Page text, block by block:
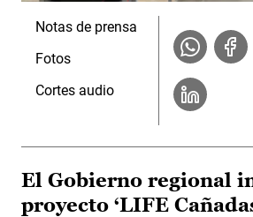
Notas de prensa
Fotos
Cortes audio
El Gobierno regional
proyecto ‘LIFE